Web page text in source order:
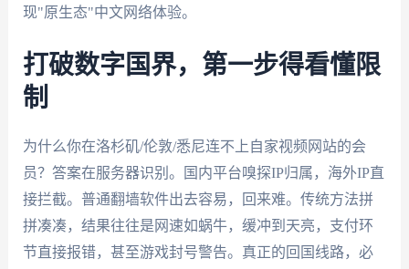
现"原生态"中文网络体验。
打破数字国界，第一步得看懂限
制
为什么你在洛杉矶/伦敦/悉尼连不上自家视频网站的会
员？答案在服务器识别。国内平台嗅探IP归属，海外IP直
接拦截。普通翻墙软件出去容易，回来难。传统方法拼
拼凑凑，结果往往是网速如蜗牛，缓冲到天亮，支付环
节直接报错，甚至游戏封号警告。真正的回国线路，必